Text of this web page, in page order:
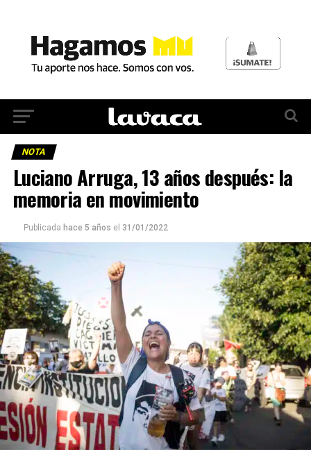
NOTA
Luciano Arruga, 13 años después: la
memoria en movimiento
Publicada hace 5 años el 31/01/2022